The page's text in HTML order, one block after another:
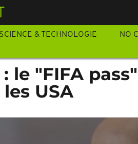
SCIENCE & TECHNOLOGIE NO
le "FIFA
USA